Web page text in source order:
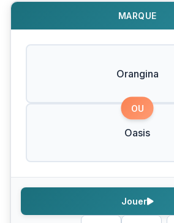
MARQUE
Orangina
OU
Oasis
Jouer